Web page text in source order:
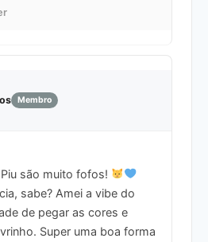
Membro
são muito fofos!
sabe? Amei a vibe do
de pegar as cores e
Super uma boa forma